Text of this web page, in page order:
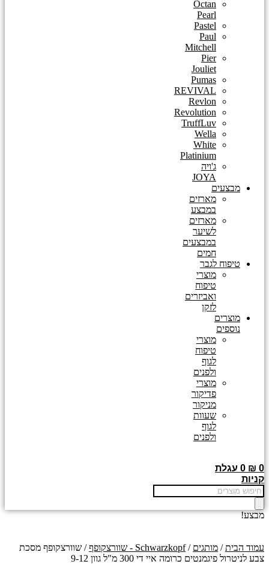
Octan
Pearl
Pastel
Paul
Mitchell
Pier
Jouliet
Pumas
REVIVAL
Revlon
Revolution
TruffLuv
Wella
White
Platinium
ג'ויה
JOYA
מבצעים
מארזים
במבצע
מארזים
לשיער
במבצעים
חמים
טיפוח לגבר
מוצרי
טיפוח
ואביזרים
לזקן
מוצרים
נוספים
מוצרי
טיפוח
לגוף
ולפנים
מוצרי
פדיקור
מניקור
שעוות
לגוף
ולפנים
₪ 0
0 עגלת
קניות
Products
search
מבצע!
עמוד הבית/ מותגים /Schwarzkopf - שוורצקופף
/ שוורצקופף מסכת
צבע לניטרול פיגמנטים כרומה איי די 300 מ"ל גוון 9-12